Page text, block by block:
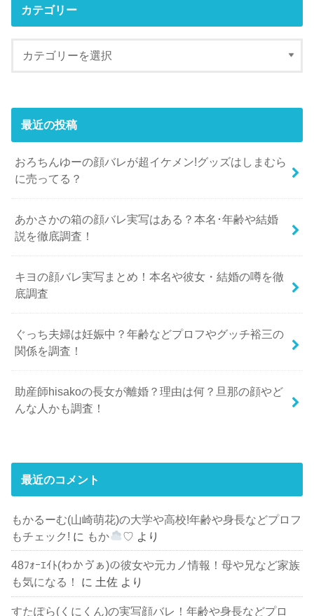
カテゴリー
最近の投稿
おろちんゆーの顔バレが超イケメン!グッズはしまむら
に売ってる？
あかさかの箱の顔バレ実写はある？本名･年齢や結婚
説を徹底調査！
キヨの顔バレ実写まとめ！本名や彼女・結婚の噂を徹
底調査
ぐっち夫婦は妊娠中？年齢などプロフやグッチ裕三の
関係を調査！
助産師hisakoの長女が離婚？理由は何？旦那の顔やど
んな人かも調査！
最近のコメント
もかるーむ(山崎萌花)の大学や高校!年齢や身長などプロフ
もチェック! に もか ♡ より
48ﾌｫｰｴｲﾄ(わかゔぁ)の彼女や元カノ情報！母や兄など家族
も気になる！
に 土佐 より
すたぽら(くにくん)の実写顔バレ！年齢や身長などプロ